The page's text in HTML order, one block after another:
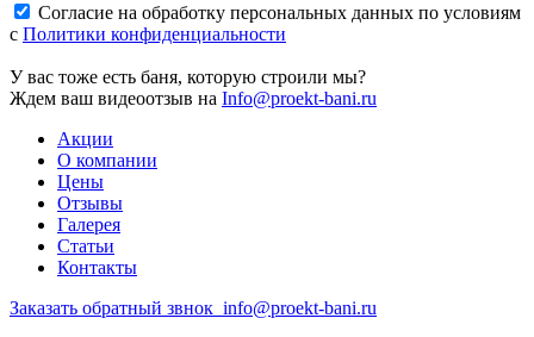
Согласие на обработку персональных данных по условиям
с Политики конфиденциальности
У вас тоже есть баня, которую строили мы?
Ждем ваш видеоотзыв на Info@proekt-bani.ru
Акции
О компании
Цены
Отзывы
Галерея
Статьи
Контакты
Заказать обратный звнок info@proekt-bani.ru